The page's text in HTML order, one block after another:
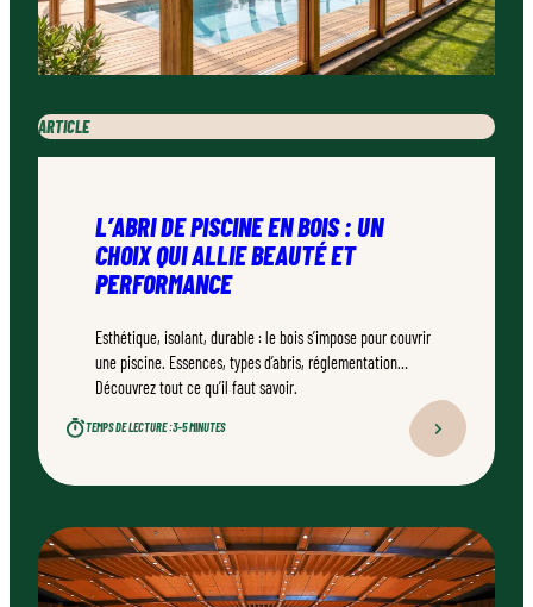
ARTICLE
L’ABRI DE PISCINE EN BOIS : UN
CHOIX QUI ALLIE BEAUTÉ ET
PERFORMANCE
Esthétique, isolant, durable : le bois s’impose pour couvrir
une piscine. Essences, types d’abris, réglementation…
Découvrez tout ce qu’il faut savoir.
TEMPS DE LECTURE :3–5 MINUTES